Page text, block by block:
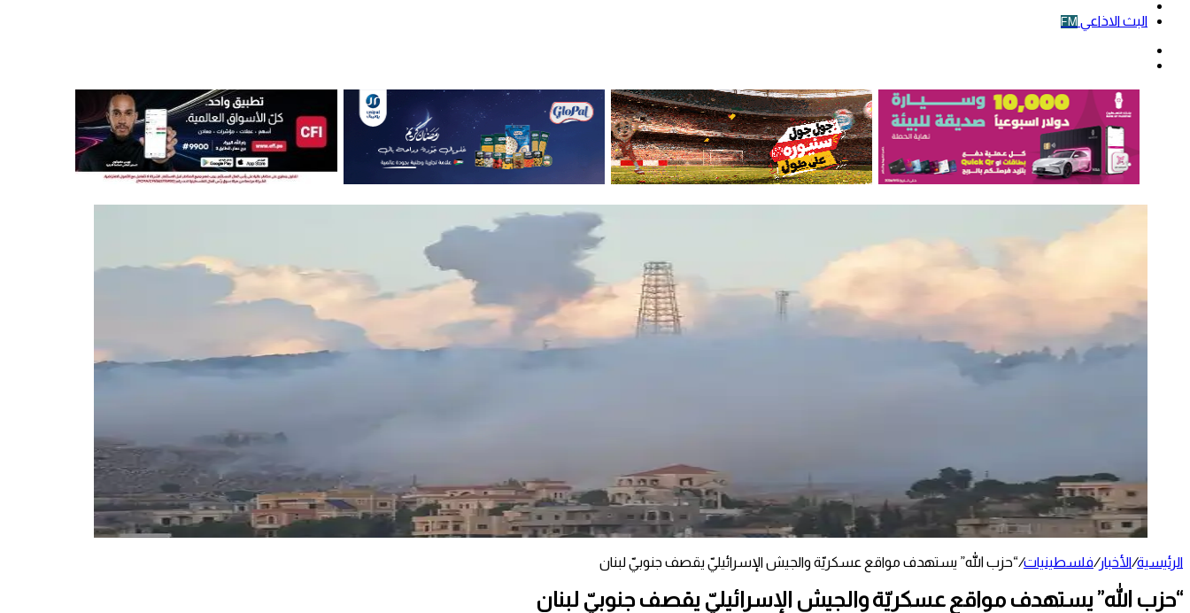
البث الاذاعي FM
الرئيسية/الأخبار/فلسطينيات/“حزب الله” يستهدف مواقع عسكريّة والجيش الإسرائيليّ يقصف جنوبيّ لبنان
“حزب الله” يستهدف مواقع عسكريّة والجيش الإسرائيليّ يقصف جنوبيّ لبنان